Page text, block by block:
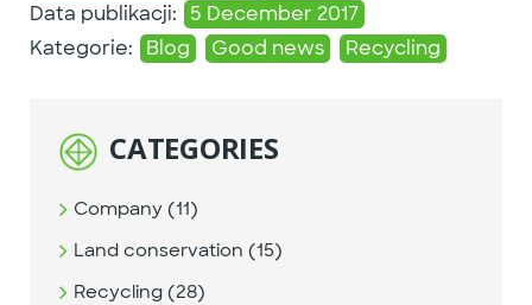
Data publikacji:
5 December 2017
Kategorie:
Blog Good news Recycling
CATEGORIES
Company (11)
Land conservation (15)
Recycling (28)